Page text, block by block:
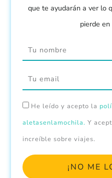
que te ayudarán a ver lo
pierde en
Nombre
Email
He leído y acepto la
aletasenlamochila. Y
increíble sobre viajes.
¡NO ME